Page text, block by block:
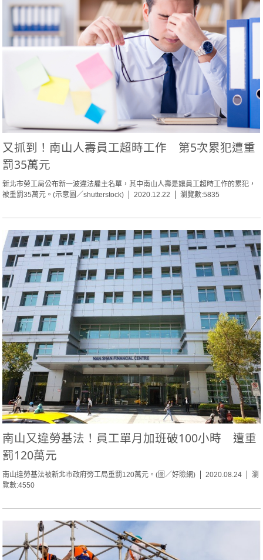
又抓到！南山人壽員工超時工作 第5次累犯遭重
罰35萬元
新北市勞工局公布新一波違法雇主名單，其中南山人壽是讓員工超時工作的累犯，
被重罰35萬元。(示意圖／shutterstock)
2020.12.22 瀏覽數:5835
南山又違勞基法！員工單月加班破100小時 遭重
罰120萬元
南山違勞基法被新北市政府勞工局重罰120萬元。(圖／好險網) 2020.08.24
瀏
覽數:4550